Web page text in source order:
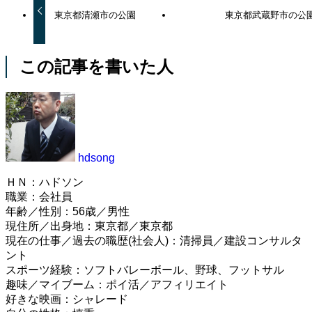
東京都清瀬市の公園 東京都武蔵野市の公
この記事を書いた人
hdsong
ＨＮ：ハドソン
職業：会社員
年齢／性別：56歳／男性
現住所／出身地：東京都／東京都
現在の仕事／過去の職歴(社会人)：清掃員／建設コンサルタ
ント
スポーツ経験：ソフトバレーボール、野球、フットサル
趣味／マイブーム：ポイ活／アフィリエイト
好きな映画：シャレード